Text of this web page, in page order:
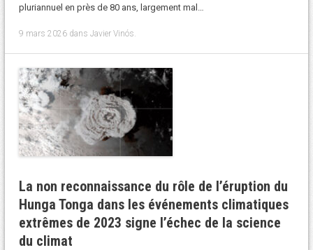
pluriannuel en près de 80 ans, largement mal…
9 mars 2026dans Javier Vinós
La non reconnaissance du rôle de l’éruption du
Hunga Tonga dans les événements climatiques
extrêmes de 2023 signe l’échec de la science
du climat